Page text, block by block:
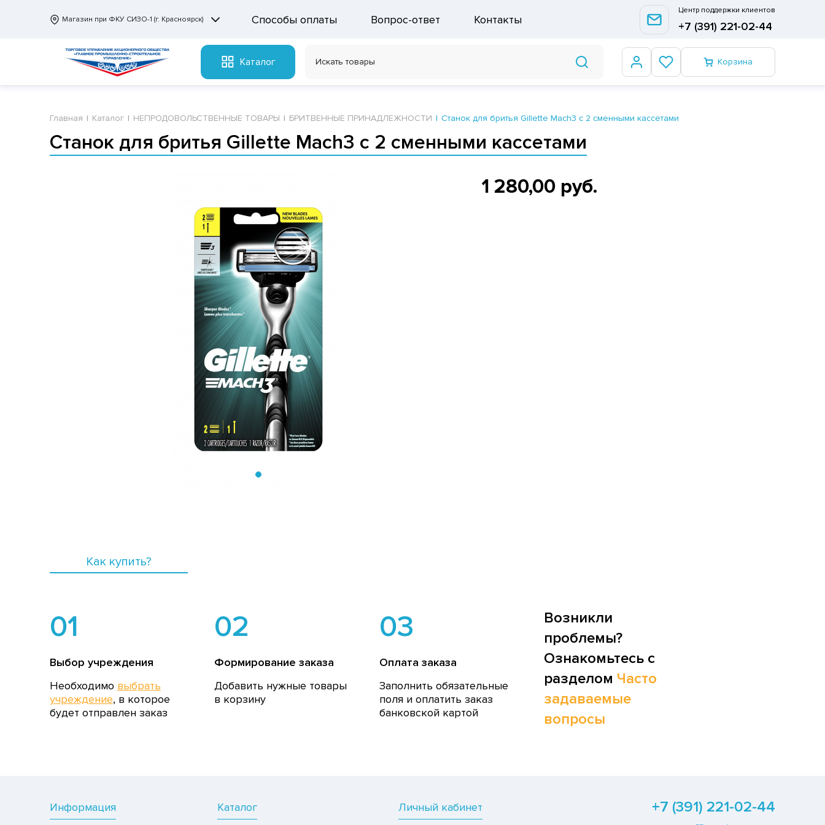
Магазин при ФКУ СИЗО-1 (г. Красноярск) Способы оплаты Вопрос-ответ Контакты
Центр поддержки клиентов
+7 (391) 221-02-44
Каталог Корзина
Главная Каталог НЕПРОДОВОЛЬСТВЕННЫЕ ТОВАРЫ БРИТВЕННЫЕ ПРИНАДЛЕЖНОСТИ Станок для бритья Gillette Mach3 c 2 сменными кассетами
Станок для бритья Gillette Mach3 c 2 сменными кассетами
1 280,00 руб.
Как купить?
01
Выбор учреждения
Необходимо выбрать
учреждение, в которое
будет отправлен заказ
02
Формирование заказа
Добавить нужные товары
в корзину
03
Оплата заказа
Заполнить обязательные
поля и оплатить заказ
банковской картой
Возникли
проблемы?
Ознакомьтесь с
разделом Часто
задаваемые
вопросы
Информация Каталог Личный кабинет +7 (391) 221-02-44